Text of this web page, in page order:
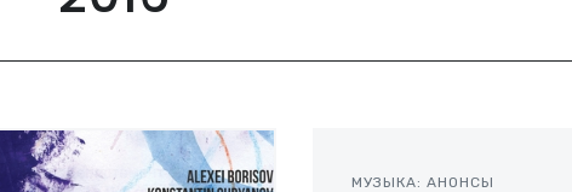
МУЗЫКА: АНОНСЫ